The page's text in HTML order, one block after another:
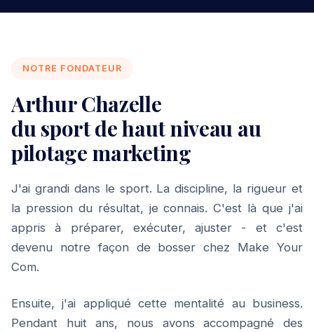
NOTRE FONDATEUR
Arthur Chazelle
du sport de haut niveau au
pilotage marketing
J'ai grandi dans le sport. La discipline, la rigueur et
la pression du résultat, je connais. C'est là que j'ai
appris à préparer, exécuter, ajuster - et c'est
devenu notre façon de bosser chez Make Your
Com.
Ensuite, j'ai appliqué cette mentalité au business.
Pendant huit ans, nous avons accompagné des